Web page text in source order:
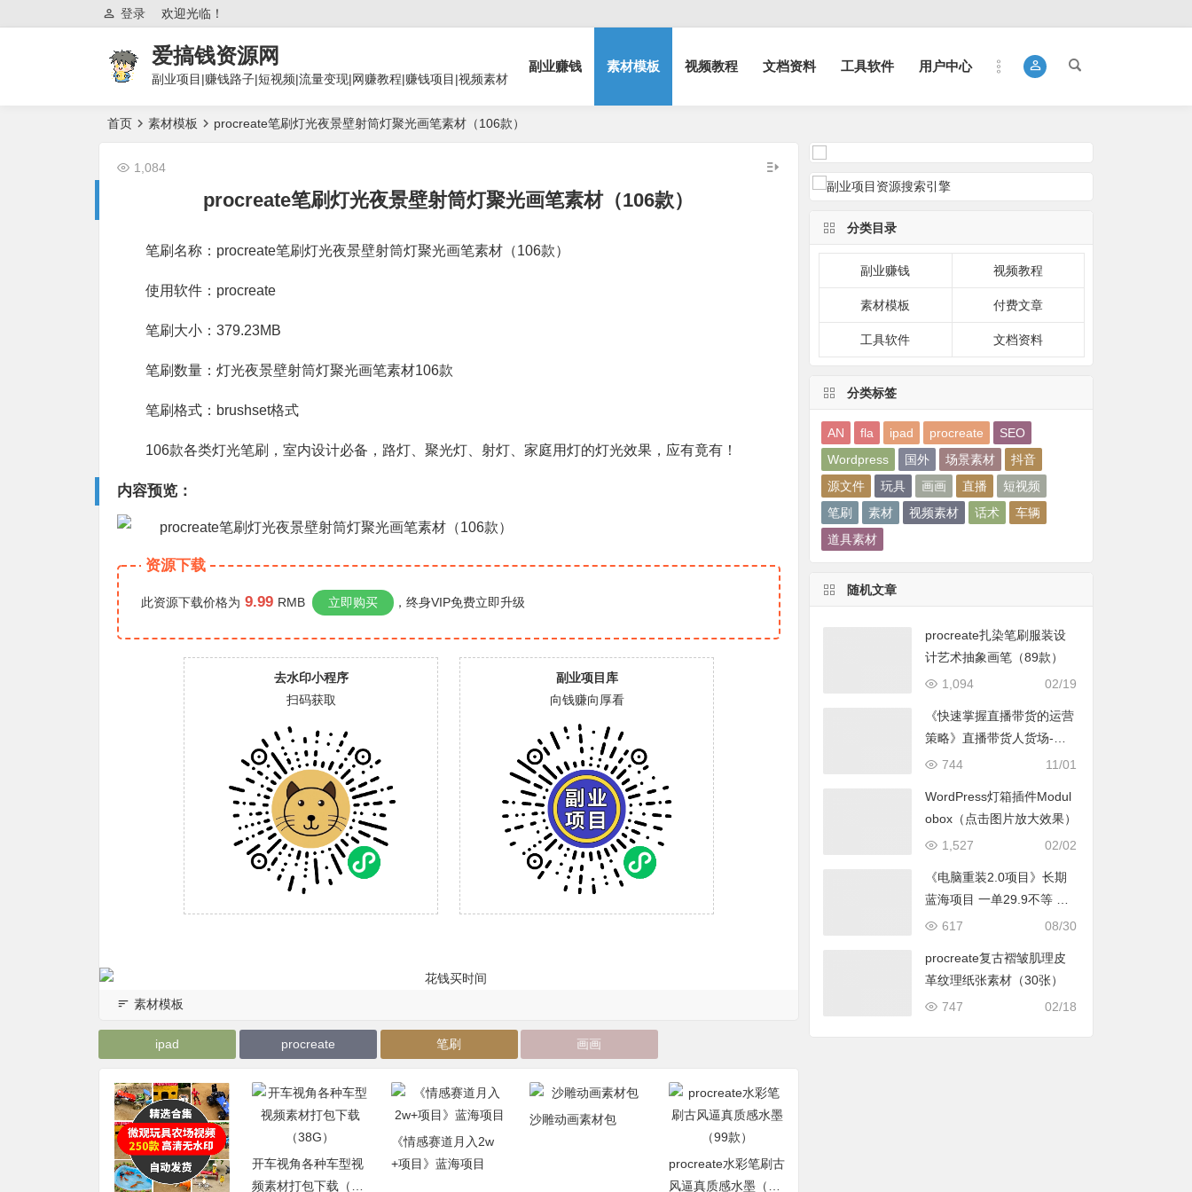
欢迎光临！
登录
爱搞钱资源网
副业项目|赚钱路子|短视频|流量变现|网赚教程|赚钱项目|视频素材
副业赚钱 素材模板 视频教程 文档资料 工具软件 用户中心
首页 素材模板 procreate笔刷灯光夜景壁射筒灯聚光画笔素材（106款）
procreate笔刷灯光夜景壁射筒灯聚光画笔素材（106款）
1,084
笔刷名称：procreate笔刷灯光夜景壁射筒灯聚光画笔素材（106款）
使用软件：procreate
笔刷大小：379.23MB
笔刷数量：灯光夜景壁射筒灯聚光画笔素材106款
笔刷格式：brushset格式
106款各类灯光笔刷，室内设计必备，路灯、聚光灯、射灯、家庭用灯的灯光效果，应有竟有！
内容预览：
资源下载
此资源下载价格为 9.99 RMB 立即购买 ，终身VIP免费立即升级
去水印小程序
扫码获取
副业项目库
向钱赚向厚看
素材模板
ipad procreate 笔刷 画画
开车视角各种车型视
频素材打包下载（38
《情感赛道月入2w
+项目》蓝海项目
沙雕动画素材包
procreate水彩笔刷古
风逼真质感水墨（99
分类目录
副业赚钱 视频教程
素材模板 付费文章
工具软件 文档资料
分类标签
AN fla ipad procreate
SEO
Wordpress
国外 场景素材
抖音
源文件
玩具 画画 直播
短视频
笔刷
素材 视频素材 话术
车辆
道具素材
随机文章
procreate扎染笔刷服装设
计艺术抽象画笔（89款）
02/19
1,094
《快速掌握直播带货的运营
策略》直播带货人货场-运
营打法实战课
11/01
744
WordPress灯箱插件Modul
obox（点击图片放大效果）
02/02
1,527
《电脑重装2.0项目》长期
蓝海项目 一单29.9不等 月
入过万 小白可操作
08/30
617
procreate复古褶皱肌理皮
革纹理纸张素材（30张）
02/18
747